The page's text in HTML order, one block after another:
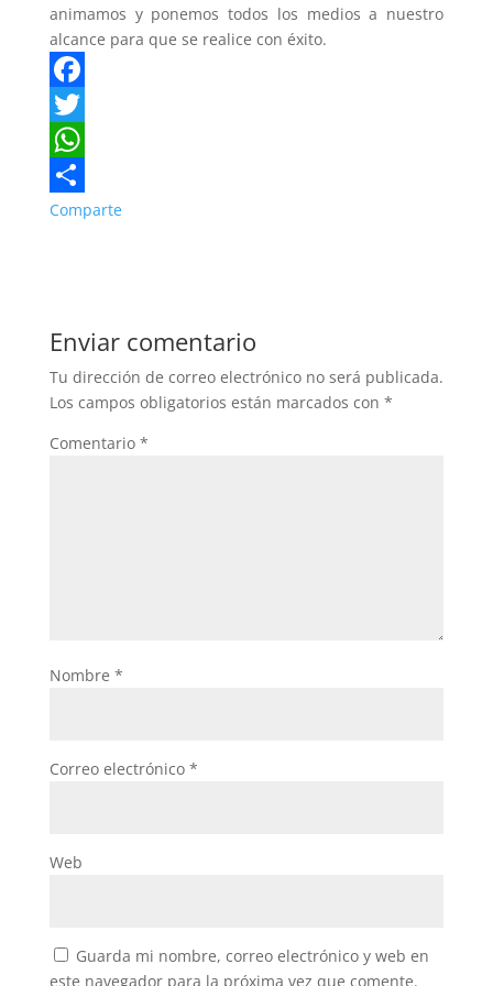
animamos y ponemos todos los medios a nuestro
alcance para que se realice con éxito.
F
a
c
e
k
T
w
i
r
W
h
A
p
Comparte
Enviar comentario
Tu dirección de correo electrónico no será publicada.
Los campos obligatorios están marcados con *
Comentario *
Nombre *
Correo electrónico *
Web
Guarda mi nombre, correo electrónico y web en
este navegador para la próxima vez que comente.